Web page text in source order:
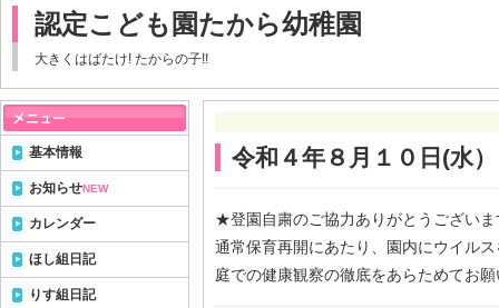
認定こども園たから幼稚園
大きくはばたけ! たからの子!!
令和４年８月１０日(水）
★登園自粛のご協力ありがとうございま
通常保育再開にあたり、園内にウイル
庭での健康観察の徹底をあらためてお
基本情報
お知らせNEW
カレンダー
ほし組日記
りす組日記